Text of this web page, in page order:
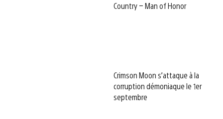
Country – Man of Honor
Crimson Moon s’attaque à la
corruption démoniaque le 1er
septembre